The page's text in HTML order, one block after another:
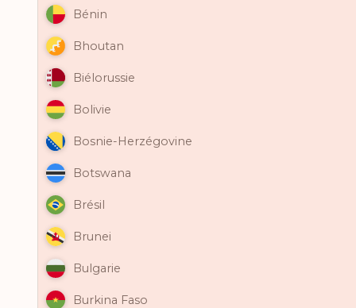
Bénin
Bhoutan
Biélorussie
Bolivie
Bosnie-Herzégovine
Botswana
Brésil
Brunei
Bulgarie
Burkina Faso